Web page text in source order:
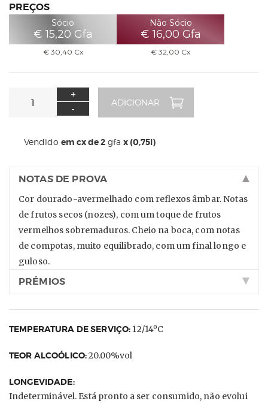
PREÇOS
Sócio
€ 15,20 Gfa
€ 30,40 Cx
Não Sócio
€ 16,00 Gfa
€ 32,00 Cx
+
-
Vendido em cx de 2 gfa x (0,75l)
NOTAS DE PROVA
Cor dourado-avermelhado com reflexos âmbar. Notas
de frutos secos (nozes), com um toque de frutos
vermelhos sobremaduros. Cheio na boca, com notas
de compotas, muito equilibrado, com um final longo e
guloso.
PRÉMIOS
TEMPERATURA DE SERVIÇO: 12/14ºC
TEOR ALCOÓLICO:20.00%vol
LONGEVIDADE:
Indeterminável. Está pronto a ser consumido, não evolui